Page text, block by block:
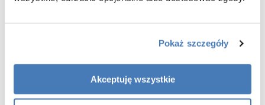
Pokaż szczegóły
Akceptuję wszystkie
bezpieczne szkło hartowane o grubości 6mm
powłoka Active Shield 2.0 zapobiegająca osadzaniu kamienia
montaż na brodziku lub posadzce